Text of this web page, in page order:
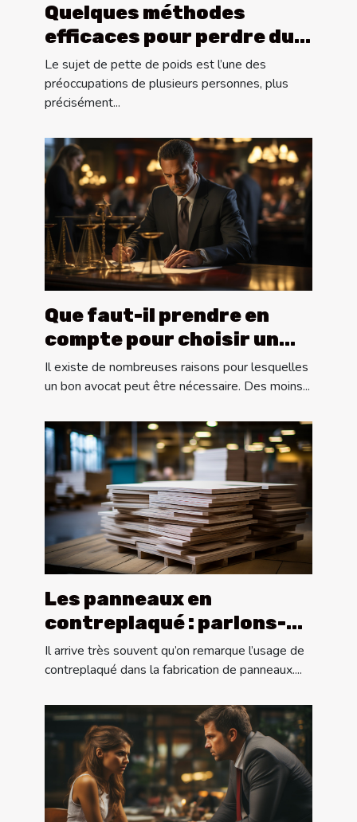
Quelques méthodes
efficaces pour perdre du
poids ?
Le sujet de pette de poids est l’une des
préoccupations de plusieurs personnes, plus
précisément...
Que faut-il prendre en
compte pour choisir un
bon avocat ?
Il existe de nombreuses raisons pour lesquelles
un bon avocat peut être nécessaire. Des moins...
Les panneaux en
contreplaqué : parlons-
en !
Il arrive très souvent qu’on remarque l’usage de
contreplaqué dans la fabrication de panneaux....